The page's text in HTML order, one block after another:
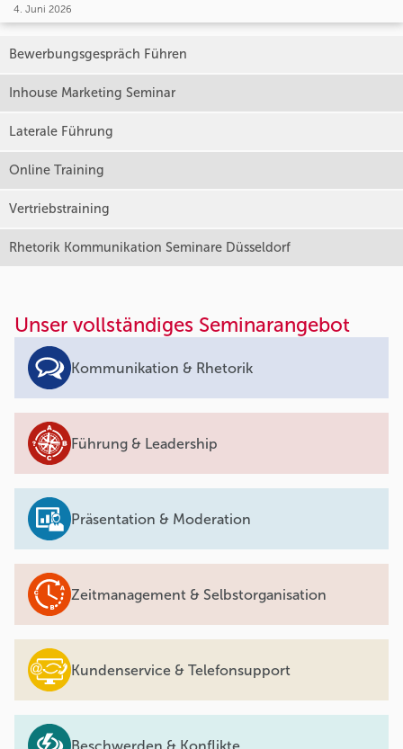
4. Juni 2026
Bewerbungsgespräch Führen
Inhouse Marketing Seminar
Laterale Führung
Online Training
Vertriebstraining
Rhetorik Kommunikation Seminare Düsseldorf
Unser vollständiges Seminarangebot
Kommunikation & Rhetorik
Führung & Leadership
Präsentation & Moderation
Zeitmanagement & Selbstorganisation
Kundenservice & Telefonsupport
Beschwerden & Konflikte